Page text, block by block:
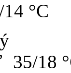
°C
35/18